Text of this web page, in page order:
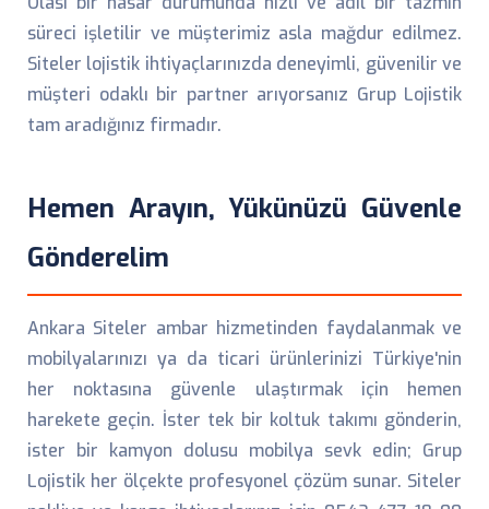
süreci işletilir ve müşterimiz asla mağdur edilmez.
Siteler lojistik ihtiyaçlarınızda deneyimli, güvenilir ve
müşteri odaklı bir partner arıyorsanız Grup Lojistik
tam aradığınız firmadır.
Hemen Arayın, Yükünüzü Güvenle
Gönderelim
Ankara Siteler ambar hizmetinden faydalanmak ve
mobilyalarınızı ya da ticari ürünlerinizi Türkiye'nin
her noktasına güvenle ulaştırmak için hemen
harekete geçin. İster tek bir koltuk takımı gönderin,
ister bir kamyon dolusu mobilya sevk edin; Grup
Lojistik her ölçekte profesyonel çözüm sunar. Siteler